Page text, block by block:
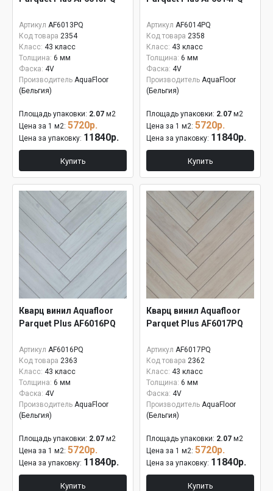
Артикул AF6013PQ
Код товара 2354
Класс: 43 класс
Толщина: 6 мм
Фаска: 4V
Производитель AquaFloor
(Бельгия)
Площадь упаковки: 2.07 м2
Цена за 1 м2: 5720р.
Цена за упаковку: 11840р.
Купить
Артикул AF6014PQ
Код товара 2358
Класс: 43 класс
Толщина: 6 мм
Фаска: 4V
Производитель AquaFloor
(Бельгия)
Площадь упаковки: 2.07 м2
Цена за 1 м2: 5720р.
Цена за упаковку: 11840р.
Купить
Кварц винил Aquafloor
Parquet Plus AF6016PQ
Артикул AF6016PQ
Код товара 2363
Класс: 43 класс
Толщина: 6 мм
Фаска: 4V
Производитель AquaFloor
(Бельгия)
Площадь упаковки: 2.07 м2
Цена за 1 м2: 5720р.
Цена за упаковку: 11840р.
Купить
Кварц винил Aquafloor
Parquet Plus AF6017PQ
Артикул AF6017PQ
Код товара 2362
Класс: 43 класс
Толщина: 6 мм
Фаска: 4V
Производитель AquaFloor
(Бельгия)
Площадь упаковки: 2.07 м2
Цена за 1 м2: 5720р.
Цена за упаковку: 11840р.
Купить